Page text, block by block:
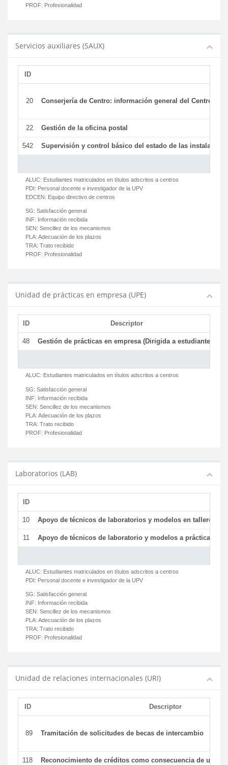
PROF: Profesionalidad
Servicios auxiliares (SAUX)
ID
20 Conserjería de Centro: información general del Centro y
22 Gestión de la oficina postal
542 Supervisión y control básico del estado de las
ALUC: Estudiantes matriculados en títulos adscritos a centros
PDI: Personal docente e investigador de la UPV
EDCEN: Equipo directivo de centros
SG: Satisfacción general
INF: Información recibida
SEN: Sencillez de los mecanismos
PLA: Adecuación de los plazos
TRA: Trato recibido
PROF: Profesionalidad
Unidad de prácticas en empresa (UPE)
ID Descriptor
48 Gestión de prácticas en empresa (Dirigida a estudiantes)
ALUC: Estudiantes matriculados en títulos adscritos a centros
SG: Satisfacción general
INF: Información recibida
SEN: Sencillez de los mecanismos
PLA: Adecuación de los plazos
TRA: Trato recibido
PROF: Profesionalidad
Laboratorios (LAB)
ID
10 Apoyo de técnicos de laboratorios y modelos en talleres/
11 Apoyo de técnicos de laboratorio y modelos a prácticas y
ALUC: Estudiantes matriculados en títulos adscritos a centros
PDI: Personal docente e investigador de la UPV
SG: Satisfacción general
INF: Información recibida
SEN: Sencillez de los mecanismos
PLA: Adecuación de los plazos
TRA: Trato recibido
PROF: Profesionalidad
Unidad de relaciones internacionales (URI)
ID Descriptor
89 Tramitación de solicitudes de becas de intercambio
118 Reconocimiento de créditos como consecuencia de un